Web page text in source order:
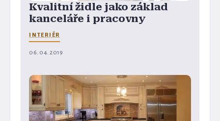
Kvalitní židle jako základ
kanceláře i pracovny
INTERIÉR
06. 04. 2019